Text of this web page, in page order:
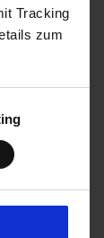
Tracking
zum